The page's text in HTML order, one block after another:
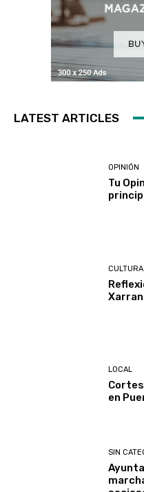
LATEST ARTICLES
OPINIÓN
Tu
CULTURA
LOCAL
en
SIN